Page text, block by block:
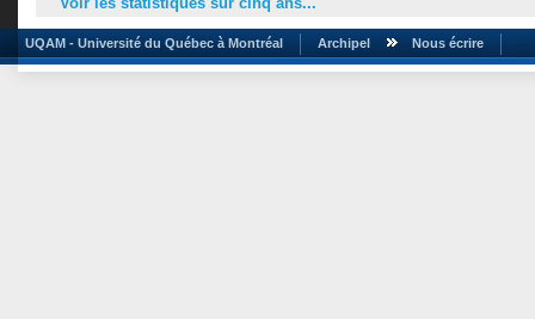
UQAM - Université du Québec à Montréal Archipel Nous écrire